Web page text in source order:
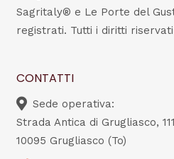
Sagritaly® e Le Porte del
registrati. Tutti i diritti
CONTATTI
Sede operativa:
Strada Antica di Grugliasco, 111
10095 Grugliasco (To)